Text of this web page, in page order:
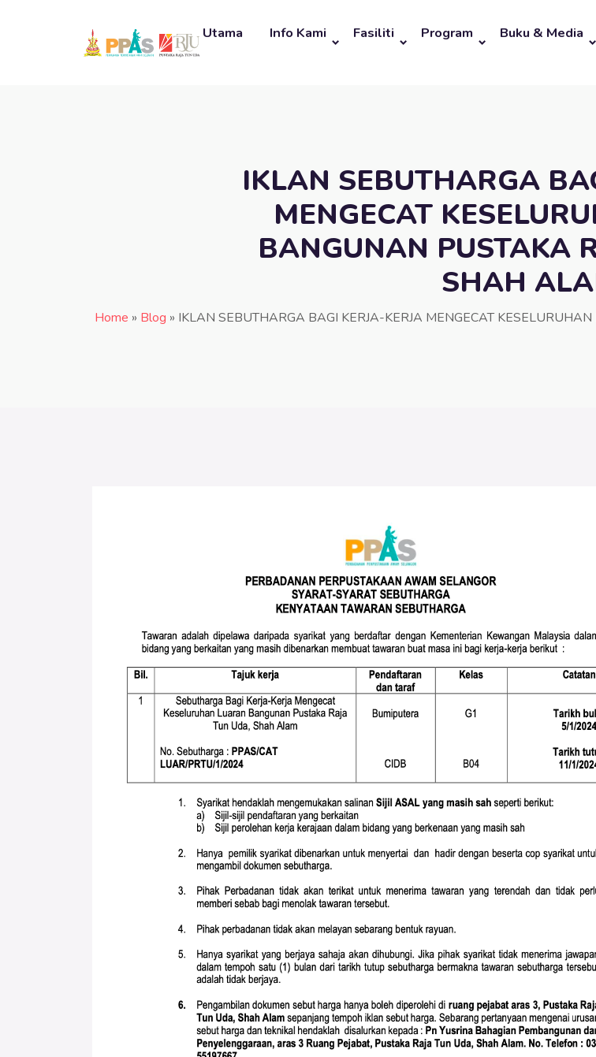
Utama Info Kami Fasiliti Program Buku & Media
IKLAN SEBUTHARGA
MENGECAT
BANGUNAN PUSTAKA
SHAH
Home » Blog » IKLAN SEBUTHARGA BAGI KERJA-KERJA MENGECAT